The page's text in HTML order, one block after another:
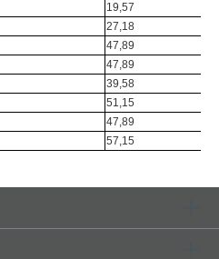
19,57
27,18
47,89
47,89
39,58
51,15
47,89
57,15